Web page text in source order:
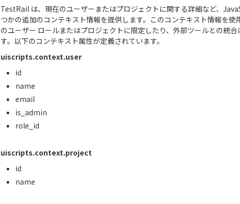
TestRail は、現在のユーザーまたはプロジェクトに関する詳細など、
つかの追加のコンテキスト情報を提供します。このコンテキスト情報を使
のユーザー ロールまたはプロジェクトに限定したり、外部ツールとの統
す。以下のコンテキスト属性が定義されています。
uiscripts.context.user
id
name
email
is_admin
role_id
uiscripts.context.project
id
name